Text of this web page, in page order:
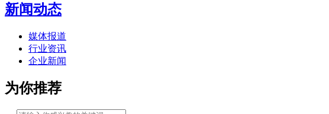
新闻动态
媒体报道
行业资讯
企业新闻
为你推荐